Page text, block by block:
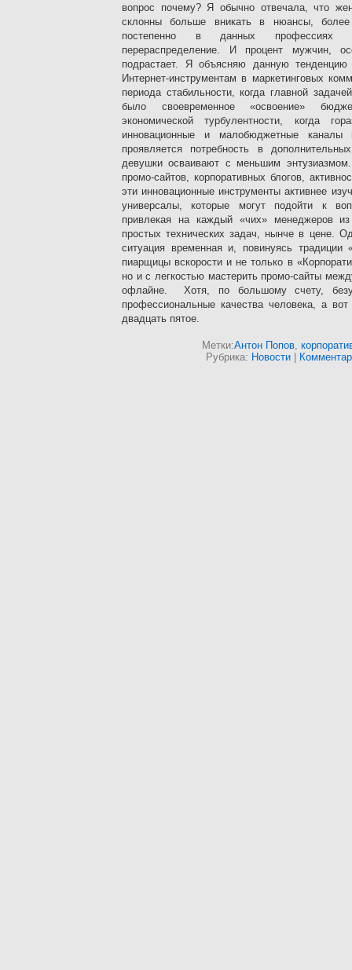
вопрос почему? Я обычно отвечала, что
склонны больше вникать в нюансы, более
постепенно в данных профессиях
перераспределение. И процент мужчин,
подрастает. Я объясняю данную
Интернет-инструментам в маркетинговых
периода стабильности, когда главной
было своевременное «освоение»
экономической турбулентности, когда
инновационные и малобюджетные каналы
проявляется потребность в
девушки осваивают с меньшим
промо-сайтов, корпоративных блогов,
эти инновационные инструменты активнее
универсалы, которые могут подойти к
привлекая на каждый «чих» менеджеров
простых технических задач, нынче в цене.
ситуация временная и, повинуясь
пиарщицы вскорости и не только в
но и с легкостью мастерить промо-сайты
офлайне. Хотя, по большому счету,
профессиональные качества человека, а
двадцать пятое.
Метки:Антон Попов,
Рубрика: Новости|